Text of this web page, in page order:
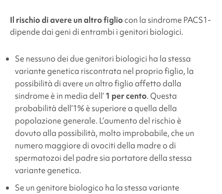
Il rischio di avere un altro figliocon la sindrome PACS1-
dipende dai geni di entrambi i genitori biologici.
Se nessuno dei due genitori biologici ha la stessa
variante genetica riscontrata nel proprio figlio, la
possibilità di avere un altro figlio affetto dalla
sindrome è in media dell’1 per cento. Questa
probabilità dell’1% è superiore a quella della
popolazione generale. L’aumento del rischio è
dovuto alla possibilità, molto improbabile, che un
numero maggiore di ovociti della madre o di
spermatozoi del padre sia portatore della stessa
variante genetica.
Se un genitore biologico ha la stessa variante